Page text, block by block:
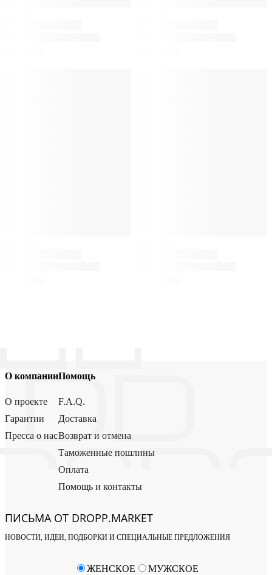
О компании
О проекте
Гарантии
Пресса о нас
Помощь
F.A.Q.
Доставка
Возврат и отмена
Таможенные пошлины
Оплата
Помощь и контакты
ПИСЬМА ОТ DROPP.MARKET
НОВОСТИ, ИДЕИ, ПОДБОРКИ И СПЕЦИАЛЬНЫЕ ПРЕДЛОЖЕНИЯ
ЖЕНСКОЕ МУЖСКОЕ